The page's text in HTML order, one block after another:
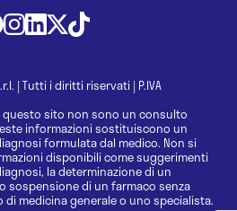
| Tutti i diritti riservati | P.IVA
sito non sono un consulto
informazioni sostituiscono un
formulata dal medico. Non si
disponibili come suggerimenti
la determinazione di un
sospensione di un farmaco senza
medicina generale o uno specialista.